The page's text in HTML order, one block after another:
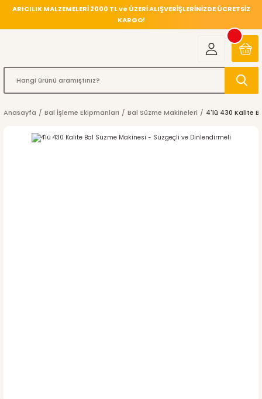
ARICILIK MALZEMELERİ 2000 TL ve ÜZERİ ALIŞVERİŞLERİNİZDE ÜCRETSİZ
KARGO!
Anasayfa Bal İşleme Ekipmanları Bal Süzme Makineleri 4'lü 430 Kalite